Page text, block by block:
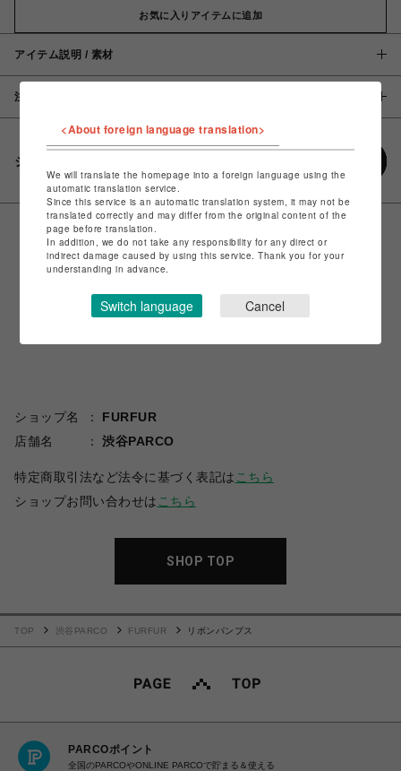
お気に入りアイテムに追加
アイテム説明 / 素材
注意事項
シェアする
ショップ名
FURFUR
店舗名
渋谷PARCO
特定商取引法など法令に基づく表記は こちら
ショップお問い合わせは こちら
SHOP TOP
TOP 渋谷PARCO FURFUR リボンパンプス
PARCOポイント
全国のPARCOやONLINE PARCOで貯まる＆使える
<About foreign language translation>
We will translate the homepage into a foreign language using the
automatic translation service.
Since this service is an automatic translation system, it may not be
translated correctly and may differ from the original content of the
page before translation.
In addition, we do not take any responsibility for any direct or
indirect damage caused by using this service. Thank you for your
understanding in advance.
Switch language Cancel